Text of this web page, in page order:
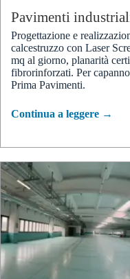
Pavimenti
Progettazione e
calcestruzzo con Laser
mq al giorno, planarità
fibrorinforzati. Per
Prima Pavimenti.
Continua a leggere →